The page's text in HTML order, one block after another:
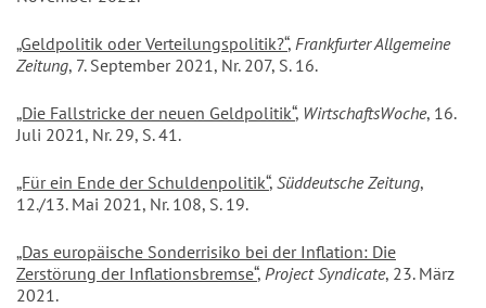
„Geldpolitik oder Verteilungspolitik?“, Frankfurter Allgemeine
Zeitung, 7. September 2021, Nr. 207, S. 16.
„Die Fallstricke der neuen Geldpolitik“, WirtschaftsWoche, 16.
Juli 2021, Nr. 29, S. 41.
„Für ein Ende der Schuldenpolitik“, Süddeutsche Zeitung,
12./13. Mai 2021, Nr. 108, S. 19.
„Das europäische Sonderrisiko bei der Inflation: Die
Zerstörung der Inflationsbremse“, Project Syndicate, 23. März
2021.